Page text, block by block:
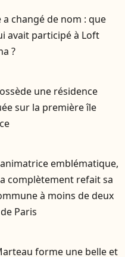
a changé de nom : que
avait participé à Loft
?
une résidence
sur la première île
emblématique,
complètement refait sa
à moins de deux
Paris
forme une belle et